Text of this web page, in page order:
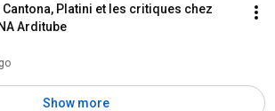
Platini et les critiques chez
Arditube
Show more